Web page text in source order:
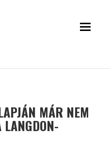
MÁR NEM